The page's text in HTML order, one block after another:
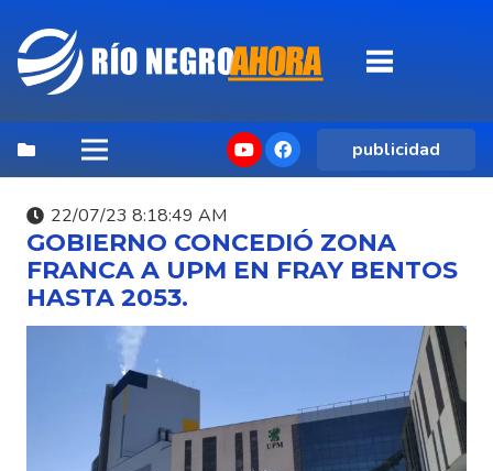
publicidad
22/07/23 8:18:49 AM
GOBIERNO CONCEDIÓ ZONA
FRANCA A UPM EN FRAY BENTOS
HASTA 2053.